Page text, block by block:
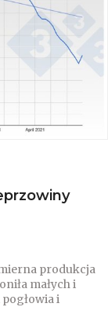
produkcja
małych i
i